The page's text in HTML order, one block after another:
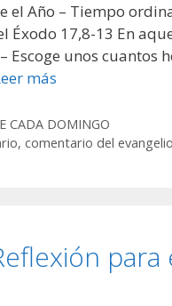
Año – Tiempo
Éxodo 17,8-13 En
Escoge unos
más
CADA DOMINGO
,comentario del evangelio
para